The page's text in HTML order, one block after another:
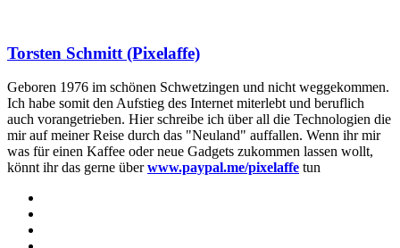
Torsten Schmitt (Pixelaffe)
Geboren 1976 im schönen Schwetzingen und nicht weggekommen.
Ich habe somit den Aufstieg des Internet miterlebt und beruflich
auch vorangetrieben. Hier schreibe ich über all die Technologien die
mir auf meiner Reise durch das "Neuland" auffallen. Wenn ihr mir
was für einen Kaffee oder neue Gadgets zukommen lassen wollt,
könnt ihr das gerne überwww.paypal.me/pixelaffe tun